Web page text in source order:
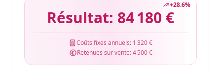
+28.6%
Résultat: 84 180 €
Coûts fixes annuels: 1 320 €
Retenues sur vente:4 500 €